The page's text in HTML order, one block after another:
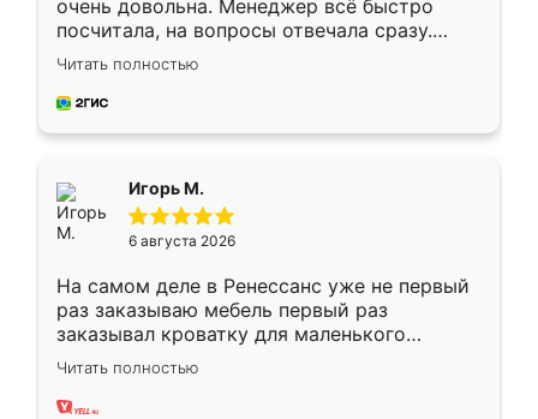
очень довольна. Менеджер всё быстро
посчитала, на вопросы отвечала сразу.
Замерщик приехал в субботу, подошёл к
делу со всей ответственностью. Собрали
за день, ребята работали аккуратно, даже
Читать полностью
Игорь М.
6 августа 2026
На самом деле в Ренессанс уже не первый
раз заказываю мебель первый раз
заказывал кроватку для маленького
ребёнка при его рождении ,во второй раз
заказал шкаф-купе. По качеству очень
хорошее сборка достаточно быстрая,
Читать полностью